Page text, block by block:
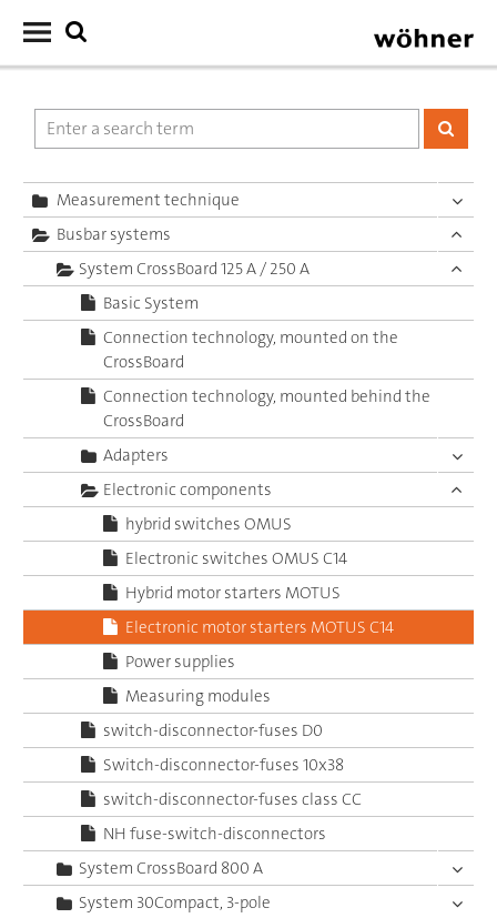
Measurement technique
Busbar systems
System CrossBoard 125 A / 250 A
Basic System
Connection technology, mounted on the
CrossBoard
Connection technology, mounted behind the
CrossBoard
Adapters
Electronic components
hybrid switches OMUS
Electronic switches OMUS C14
Hybrid motor starters MOTUS
Electronic motor starters MOTUS C14
Power supplies
Measuring modules
switch-disconnector-fuses D0
Switch-disconnector-fuses 10x38
switch-disconnector-fuses class CC
NH fuse-switch-disconnectors
System CrossBoard 800 A
System 30Compact, 3-pole